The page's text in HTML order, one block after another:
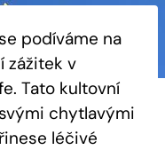
podíváme na
zážitek v
Tato kultovní
chytlavými
léčivé